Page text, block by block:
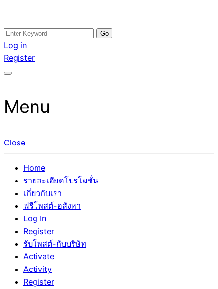
Skip
to
content
อสังหาโพสต์ รีวิวเยอะ รับจ้างโพสต์ขายบ้าน รับจ้างโพสต์อสัง
หา แตกต่างอย่างตั้งใจ รับรองผล อันดับ1 การโพสต์ขายอสังหา
กับทีมงานบริษัท บ้าน ที่ดิน คอนโด ติดGoogleหน้าแรกได้จริงๆ
รับจ้างโพสอสังหา ขายบ้าน อสังหาโพสต์ เชื่อถือได้จริง รับ
โพสต์ ที่ดิน กับทีมงานบริษัท ถูกและดีที่สุด ไม่มีค่านายหน้า
ขายได้จริงๆ ช่วยสร้างโอกาสในการขายได้มากกว่า ที่เดียว ที่
Search
for:
Log in
Register
Menu
Close
Home
รายละเอียดโปรโมชั่น
เกี่ยวกับเรา
ฟรีโพสต์-อสังหา
Log In
Register
รับโพสต์-กับบริษัท
Activate
Activity
Register